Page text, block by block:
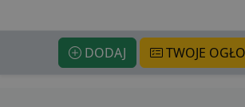
DODAJ TWOJE